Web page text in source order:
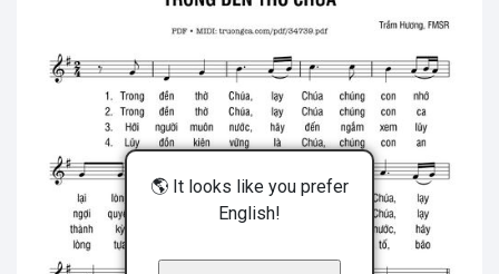
🌎 It looks like you prefer
English!